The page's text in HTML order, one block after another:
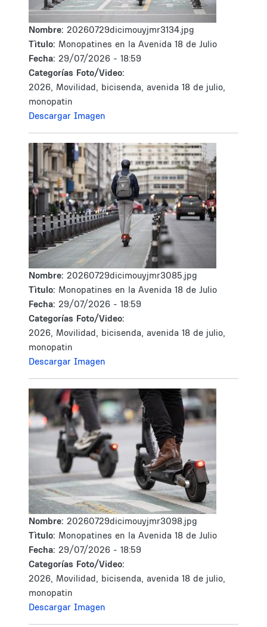
Nombre: 20260729dicimouyjmr3134.jpg
Tìtulo: Monopatines en la Avenida 18 de Julio
Fecha: 29/07/2026 - 18:59
Categorías Foto/Video:
2026, Movilidad, bicisenda, avenida 18 de julio,
monopatin
Descargar Imagen
Nombre: 20260729dicimouyjmr3085.jpg
Tìtulo: Monopatines en la Avenida 18 de Julio
Fecha: 29/07/2026 - 18:59
Categorías Foto/Video:
2026, Movilidad, bicisenda, avenida 18 de julio,
monopatin
Descargar Imagen
Nombre: 20260729dicimouyjmr3098.jpg
Tìtulo: Monopatines en la Avenida 18 de Julio
Fecha: 29/07/2026 - 18:59
Categorías Foto/Video:
2026, Movilidad, bicisenda, avenida 18 de julio,
monopatin
Descargar Imagen